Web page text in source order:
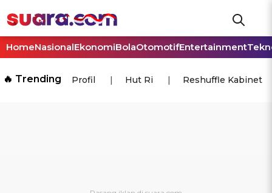
HomeNasionalEkonomiBolaOtomotifEntertainment
🔥 Trending Profil Hut Ri Reshuffle Kabinet